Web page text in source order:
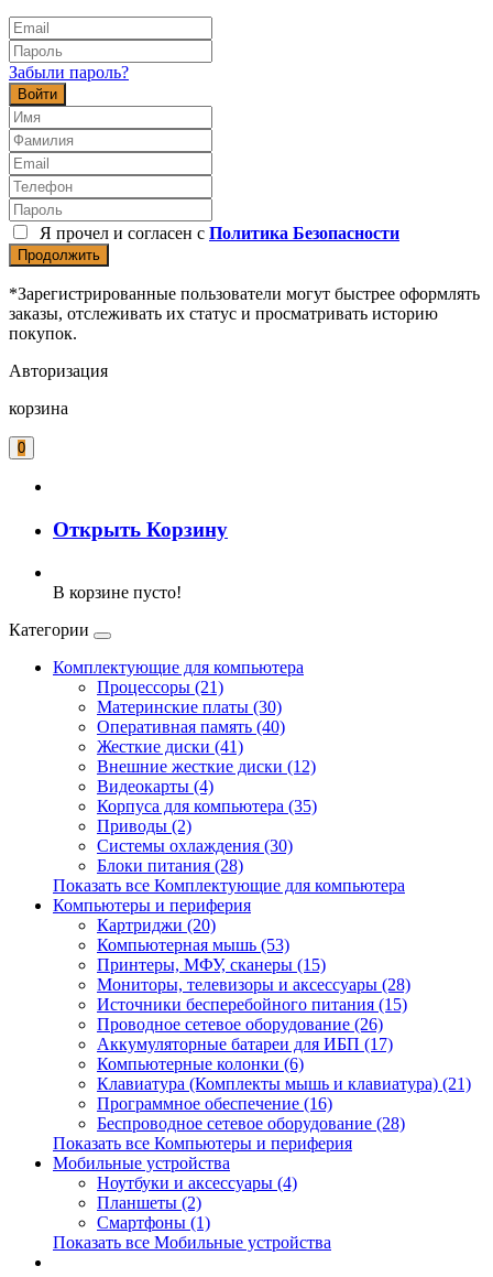
Забыли пароль?
Войти
Я прочел и согласен с Политика Безопасности
Продолжить
*Зарегистрированные пользователи могут быстрее оформлять
заказы, отслеживать их статус и просматривать историю
покупок.
Авторизация
корзина
0
Открыть Корзину
В корзине пусто!
Категории
Комплектующие для компьютера
Процессоры (21)
Материнские платы (30)
Оперативная память (40)
Жесткие диски (41)
Внешние жесткие диски (12)
Видеокарты (4)
Корпуса для компьютера (35)
Приводы (2)
Системы охлаждения (30)
Блоки питания (28)
Показать все Комплектующие для компьютера
Компьютеры и периферия
Картриджи (20)
Компьютерная мышь (53)
Принтеры, МФУ, сканеры (15)
Мониторы, телевизоры и аксессуары (28)
Источники бесперебойного питания (15)
Проводное сетевое оборудование (26)
Аккумуляторные батареи для ИБП (17)
Компьютерные колонки (6)
Клавиатура (Комплекты мышь и клавиатура) (21)
Программное обеспечение (16)
Беспроводное сетевое оборудование (28)
Показать все Компьютеры и периферия
Мобильные устройства
Ноутбуки и аксессуары (4)
Планшеты (2)
Смартфоны (1)
Показать все Мобильные устройства